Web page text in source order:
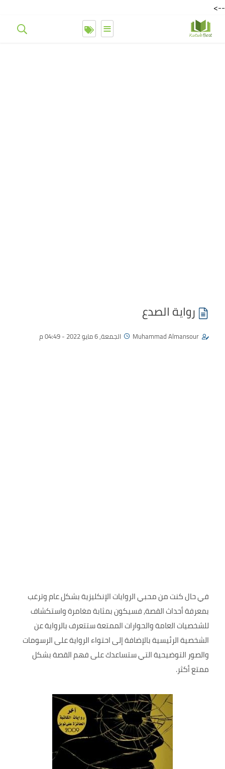
-->
≡
رواية الصدع
Muhammad Almansour الجمعة, 6 مايو 2022 - 04:49 م
في حال كنت من محبي الروايات الإنكليزية بشكل عام وترغب
بمعرفة أحداث القصة, فسيكون بمثابة مغامرة واستكشاف
للشخصيات العامة والحوارات الممتعة ستتعرف بالرواية عن
الشخصية الرئيسية بالإضافة إلى احتواء الرواية على الرسومات
والصور التوضيحية التي ستساعدك على فهم القصة بشكل
ممتع أكثر.